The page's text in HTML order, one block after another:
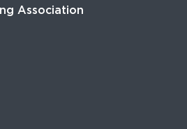
Association